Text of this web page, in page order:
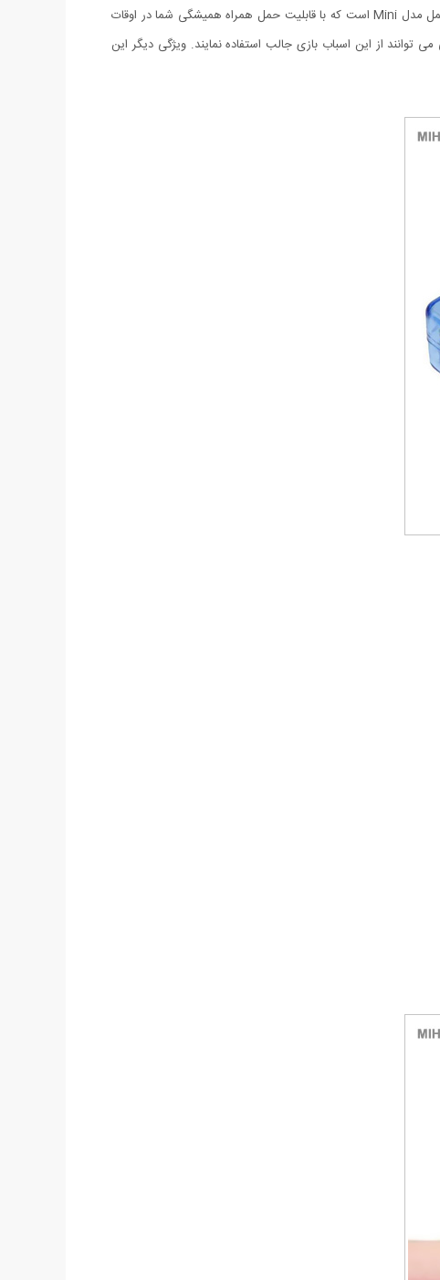
کنسول بازی قابل حمل مدل Mini یک بازی محبوب دستی و نوستالژی می باشد که ویژگی مهم آن ابعاد بسیار کوچک این کنسول بازی قابل حمل مدل Mini است که با قابلیت حمل همراه همیشگی شما در اوقات
از این اسباب بازی جالب استفاده نمایند. ویژگی دیگر این